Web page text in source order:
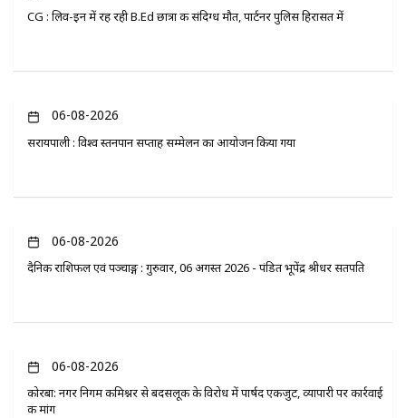
CG : लिव-इन में रह रही B.Ed छात्रा की संदिग्ध मौत, पार्टनर पुलिस हिरासत में
06-08-2026
सरायपाली : विश्व स्तनपान सप्ताह सम्मेलन का आयोजन किया गया
06-08-2026
दैनिक राशिफल एवं पञ्चाङ्ग : गुरुवार, 06 अगस्त 2026 - पंडित भूपेंद्र श्रीधर सतपति
06-08-2026
कोरबा: नगर निगम कमिश्नर से बदसलूकी के विरोध में पार्षद एकजुट, व्यापारी पर कार्रवाई
की मांग